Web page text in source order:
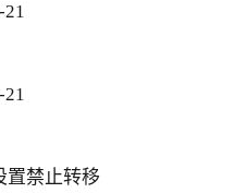
21
21
置禁止转移